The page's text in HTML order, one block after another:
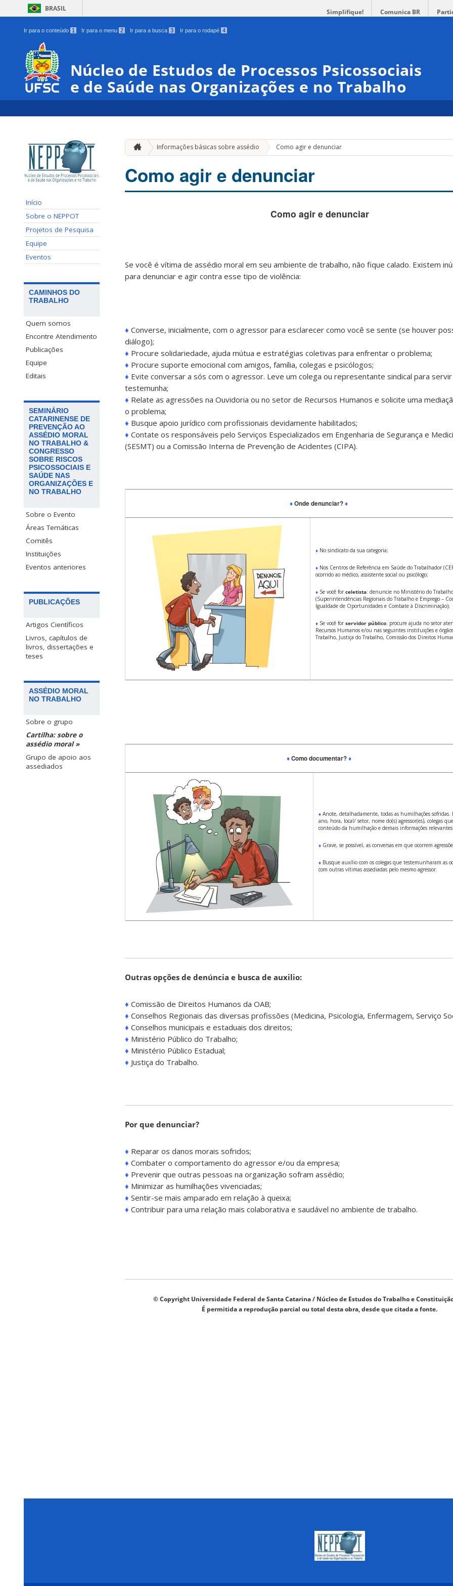
BRASIL Simplifique! Comunica BR
Ir para o conteúdo 1 Ir para o menu 2 Ir para a busca 3 Ir para o rodapé 4
Núcleo de Estudos de Processos Psicossociais
e de Saúde nas Organizações e no Trabalho
Início
Sobre o NEPPOT
Projetos de Pesquisa
Equipe
Eventos
CAMINHOS DO
TRABALHO
Quem somos
Encontre Atendimento
Publicações
Equipe
Editais
SEMINÁRIO
CATARINENSE DE
PREVENÇÃO AO
ASSÉDIO MORAL
NO TRABALHO &
CONGRESSO
SOBRE RISCOS
PSICOSSOCIAIS E
SAÚDE NAS
ORGANIZAÇÕES E
NO TRABALHO
Sobre o Evento
Áreas Temáticas
Comitês
Instituições
Eventos anteriores
PUBLICAÇÕES
Artigos Científicos
Livros, capítulos de
livros, dissertações e
teses
ASSÉDIO MORAL
NO TRABALHO
Sobre o grupo
Cartilha: sobre o
assédio moral »
Grupo de apoio aos
assediados
Informações básicas sobre assédio Como agir e denunciar
Como agir e denunciar
Como agir e denunciar
Se você é vítima de assédio moral em seu ambiente de trabalho, não fique calado. Existem
para denunciar e agir contra esse tipo de violência:
♦ Converse, inicialmente, com o agressor para esclarecer como você se sente (se houver
diálogo);
♦ Procure solidariedade, ajuda mútua e estratégias coletivas para enfrentar o problema;
♦ Procure suporte emocional com amigos, família, colegas e psicólogos;
♦ Evite conversar a sós com o agressor. Leve um colega ou representante sindical para
testemunha;
♦ Relate as agressões na Ouvidoria ou no setor de Recursos Humanos e solicite uma
o problema;
♦ Busque apoio jurídico com profissionais devidamente habilitados;
♦ Contate os responsáveis pelo Serviços Especializados em Engenharia de Segurança e
(SESMT) ou a Comissão Interna de Prevenção de Acidentes (CIPA).
♦Onde denunciar?♦
♦ No sindicato da sua categoria;
♦ Nos Centros de Referência em Saúde do Trabalhador
ocorrido ao médico, assistente social ou psicólogo;
♦ Se você for celetista: denuncie no Ministério do
(Superintendências Regionais do Trabalho e Emprego –
Igualdade de Oportunidades e Combate à Discriminação);
♦ Se você for servidor público: procure ajuda no setor
Recursos Humanos e/ou nas seguintes instituições e
Trabalho, Justiça do Trabalho, Comissão dos Direitos
♦Como documentar?♦
♦ Anote, detalhadamente, todas as humilhações sofridas.
ano, hora, local/ setor, nome do(s) agressor(es), colegas
conteúdo da humilhação e demais informações
♦ Grave, se possível, as conversas em que ocorrem
♦ Busque auxílio com os colegas que testemunharam as
com outras vítimas assediadas pelo mesmo agressor.
Outras opções de denúncia e busca de auxilio:
♦ Comissão de Direitos Humanos da OAB;
♦ Conselhos Regionais das diversas profissões (Medicina, Psicologia, Enfermagem, Serviço
♦ Conselhos municipais e estaduais dos direitos;
♦ Ministério Público do Trabalho;
♦ Ministério Público Estadual;
♦ Justiça do Trabalho.
Por que denunciar?
♦ Reparar os danos morais sofridos;
♦ Combater o comportamento do agressor e/ou da empresa;
♦ Prevenir que outras pessoas na organização sofram assédio;
♦ Minimizar as humilhações vivenciadas;
♦ Sentir-se mais amparado em relação à queixa;
♦ Contribuir para uma relação mais colaborativa e saudável no ambiente de trabalho.
© Copyright Universidade Federal de Santa Catarina / Núcleo de Estudos do Trabalho e
É permitida a reprodução parcial ou total desta obra, desde que citada a fonte.